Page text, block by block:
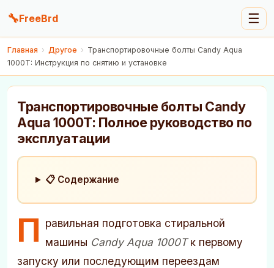
🔧FreeBrd ☰
Главная › Другое › Транспортировочные болты Candy Aqua
1000T: Инструкция по снятию и установке
Транспортировочные болты Candy
Aqua 1000T: Полное руководство по
эксплуатации
📋 Содержание
П равильная подготовка стиральной
машины Candy Aqua 1000Tк первому
запуску или последующим переездам